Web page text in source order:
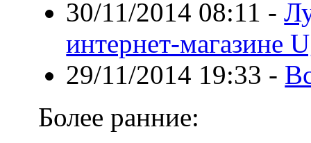
30/11/2014 08:11 -
интернет-магазине
29/11/2014 19:33 -
Более ранние: